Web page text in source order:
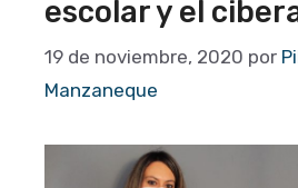
escolar y el
19 de noviembre, 2020 por
Manzaneque